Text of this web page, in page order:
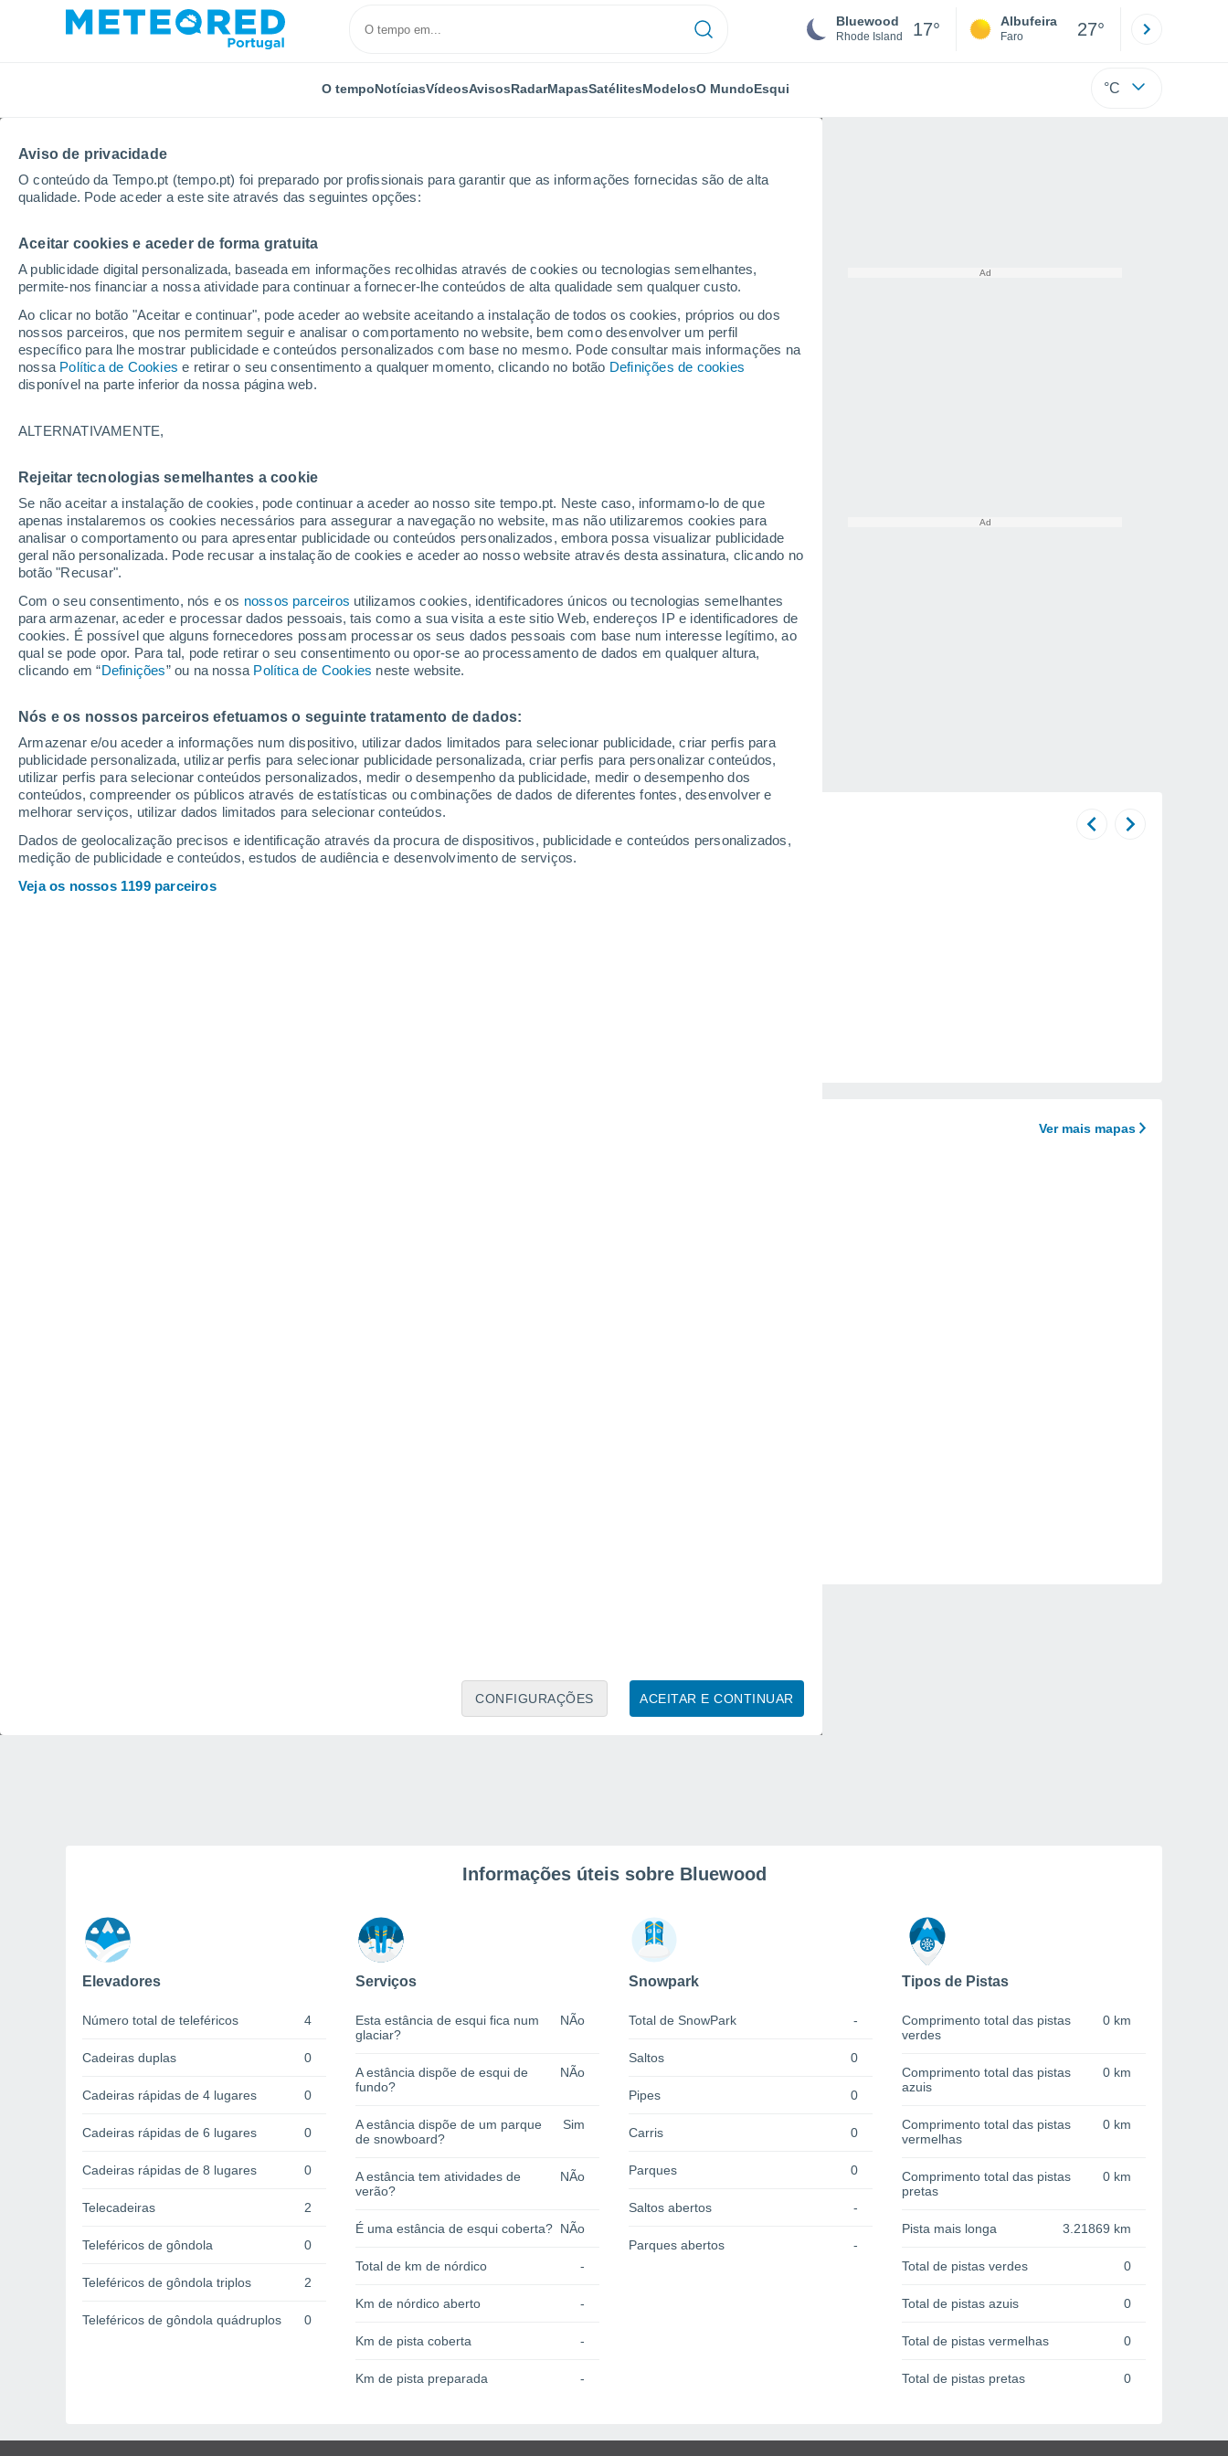
Aviso de privacidade
O conteúdo da Tempo.pt (tempo.pt) foi preparado por profissionais para garantir que as informações fornecidas são de alta
qualidade. Pode aceder a este site através das seguintes opções:
Aceitar cookies e aceder de forma gratuita
A publicidade digital personalizada, baseada em informações recolhidas através de cookies ou tecnologias semelhantes,
permite-nos financiar a nossa atividade para continuar a fornecer-lhe conteúdos de alta qualidade sem qualquer custo.
Ao clicar no botão "Aceitar e continuar", pode aceder ao website aceitando a instalação de todos os cookies, próprios ou dos
nossos parceiros, que nos permitem seguir e analisar o comportamento no website, bem como desenvolver um perfil
específico para lhe mostrar publicidade e conteúdos personalizados com base no mesmo. Pode consultar mais informações na
nossa Política de Cookies e retirar o seu consentimento a qualquer momento, clicando no botão Definições de cookies
disponível na parte inferior da nossa página web.
ALTERNATIVAMENTE,
Rejeitar tecnologias semelhantes a cookie
Se não aceitar a instalação de cookies, pode continuar a aceder ao nosso site tempo.pt. Neste caso, informamo-lo de que
apenas instalaremos os cookies necessários para assegurar a navegação no website, mas não utilizaremos cookies para
analisar o comportamento ou para apresentar publicidade ou conteúdos personalizados, embora possa visualizar publicidade
geral não personalizada. Pode recusar a instalação de cookies e aceder ao nosso website através desta assinatura, clicando no
botão "Recusar".
Com o seu consentimento, nós e os nossos parceiros utilizamos cookies, identificadores únicos ou tecnologias semelhantes
para armazenar, aceder e processar dados pessoais, tais como a sua visita a este sitio Web, endereços IP e identificadores de
cookies. É possível que alguns fornecedores possam processar os seus dados pessoais com base num interesse legítimo, ao
qual se pode opor. Para tal, pode retirar o seu consentimento ou opor-se ao processamento de dados em qualquer altura,
clicando em “Definições” ou na nossa Política de Cookies neste website.
Nós e os nossos parceiros efetuamos o seguinte tratamento de dados:
Armazenar e/ou aceder a informações num dispositivo, utilizar dados limitados para selecionar publicidade, criar perfis para
publicidade personalizada, utilizar perfis para selecionar publicidade personalizada, criar perfis para personalizar conteúdos,
utilizar perfis para selecionar conteúdos personalizados, medir o desempenho da publicidade, medir o desempenho dos
conteúdos, compreender os públicos através de estatísticas ou combinações de dados de diferentes fontes, desenvolver e
melhorar serviços, utilizar dados limitados para selecionar conteúdos.
Dados de geolocalização precisos e identificação através da procura de dispositivos, publicidade e conteúdos personalizados,
medição de publicidade e conteúdos, estudos de audiência e desenvolvimento de serviços.
Veja os nossos 1199 parceiros
ACEITAR E CONTINUAR
CONFIGURAÇÕES
Bluewood
Rhode Island 17° Albufeira
Faro 27°
O tempoNotíciasVídeosAvisosRadarMapasSatélitesModelosO MundoEsqui °C
Início Estados Unidos Ilha de Rodes
Bluewood
26/12/2026
Hoje
7 Ago.
Amanhã
8 Ago.
Domingo
9 Ago.
Boletim de neve de hoje
Pistas por dificuldade 0 0 0 0
Quilómetros esquiáveis -
Pistas abertas
Elevadores 0 / 4
Espessura da neve na base -
Espessura da neve na parte superior
Webcams em Bluewood
Ver mais mapas
Informações úteis sobre Bluewood
Elevadores
Número total de teleféricos 4
Cadeiras duplas 0
Cadeiras rápidas de 4 lugares 0
Cadeiras rápidas de 6 lugares 0
Cadeiras rápidas de 8 lugares 0
Telecadeiras 2
Teleféricos de gôndola 0
Teleféricos de gôndola triplos 2
Teleféricos de gôndola quádruplos 0
Serviços
Esta estância de esqui fica num
glaciar?
NÃo
A estância dispõe de esqui de
fundo?
NÃo
A estância dispõe de um parque
de snowboard?
Sim
A estância tem atividades de
verão?
NÃo
É uma estância de esqui coberta? NÃo
Total de km de nórdico -
Km de nórdico aberto -
Km de pista coberta -
Km de pista preparada -
Snowpark
Total de SnowPark -
Saltos 0
Pipes 0
Carris 0
Parques 0
Saltos abertos -
Parques abertos -
Tipos de Pistas
Comprimento total das pistas
verdes
0 km
Comprimento total das pistas
azuis
0 km
Comprimento total das pistas
vermelhas
0 km
Comprimento total das pistas
pretas
0 km
Pista mais longa 3.21869 km
Total de pistas verdes 0
Total de pistas azuis 0
Total de pistas vermelhas 0
Total de pistas pretas 0